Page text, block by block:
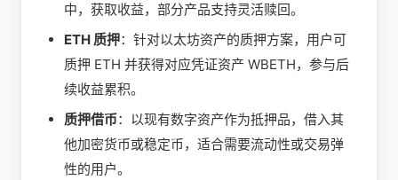
中，获取收益，部分产品支持灵活赎回。
ETH 质押：针对以太坊资产的质押方案，用户可
质押 ETH 并获得对应凭证资产 WBETH，参与后
续收益累积。
质押借币：以现有数字资产作为抵押品，借入其
他加密货币或稳定币，适合需要流动性或交易弹
性的用户。